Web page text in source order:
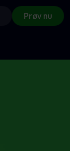
Prøv nu